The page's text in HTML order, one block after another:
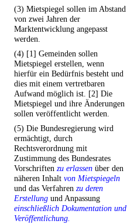
(3) Mietspiegel sollen im Abstand
von zwei Jahren der
Marktentwicklung angepasst
werden.
(4) [1] Gemeinden sollen
Mietspiegel erstellen, wenn
hierfür ein Bedürfnis besteht und
dies mit einem vertretbaren
Aufwand möglich ist. [2] Die
Mietspiegel und ihre Änderungen
sollen veröffentlicht werden.
(5) Die Bundesregierung wird
ermächtigt, durch
Rechtsverordnung mit
Zustimmung des Bundesrates
Vorschriften zu erlassen über den
näheren Inhalt von Mietspiegeln
und das Verfahren zu deren
Erstellung und Anpassung
einschließlich Dokumentation und
Veröffentlichung.